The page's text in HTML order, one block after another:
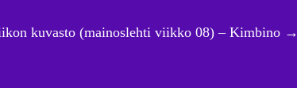
kuvasto (mainoslehti viikko 08) – Kimbino →